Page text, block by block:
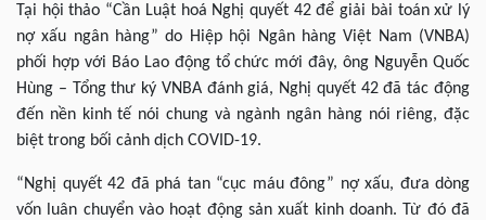
Tại hội thảo “Cần Luật hoá Nghị quyết 42 để giải bài toán xử lý
nợ xấu ngân hàng” do Hiệp hội Ngân hàng Việt Nam (VNBA)
phối hợp với Báo Lao động tổ chức mới đây, ông Nguyễn Quốc
Hùng – Tổng thư ký VNBA đánh giá, Nghị quyết 42 đã tác động
đến nền kinh tế nói chung và ngành ngân hàng nói riêng, đặc
biệt trong bối cảnh dịch COVID-19.
“Nghị quyết 42 đã phá tan “cục máu đông” nợ xấu, đưa dòng
vốn luân chuyển vào hoạt động sản xuất kinh doanh. Từ đó đã